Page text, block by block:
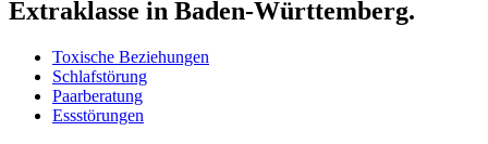
Extraklasse in Baden-Württemberg.
Toxische Beziehungen
Schlafstörung
Paarberatung
Essstörungen